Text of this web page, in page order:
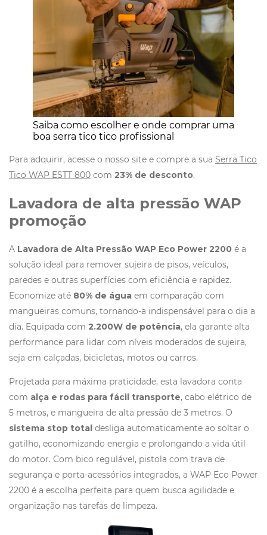
Saiba como escolher e onde comprar uma
boa serra tico tico profissional
Para adquirir, acesse o nosso site e compre a sua Serra Tico
Tico WAP ESTT 800 com 23% de desconto.
Lavadora de alta pressão WAP
promoção
A Lavadora de Alta Pressão WAP Eco Power 2200 é a
solução ideal para remover sujeira de pisos, veículos,
paredes e outras superfícies com eficiência e rapidez.
Economize até 80% de água em comparação com
mangueiras comuns, tornando-a indispensável para o dia a
dia. Equipada com 2.200W de potência, ela garante alta
performance para lidar com níveis moderados de sujeira,
seja em calçadas, bicicletas, motos ou carros.
Projetada para máxima praticidade, esta lavadora conta
com alça e rodas para fácil transporte, cabo elétrico de
5 metros, e mangueira de alta pressão de 3 metros. O
sistema stop total desliga automaticamente ao soltar o
gatilho, economizando energia e prolongando a vida útil
do motor. Com bico regulável, pistola com trava de
segurança e porta-acessórios integrados, a WAP Eco Power
2200 é a escolha perfeita para quem busca agilidade e
organização nas tarefas de limpeza.